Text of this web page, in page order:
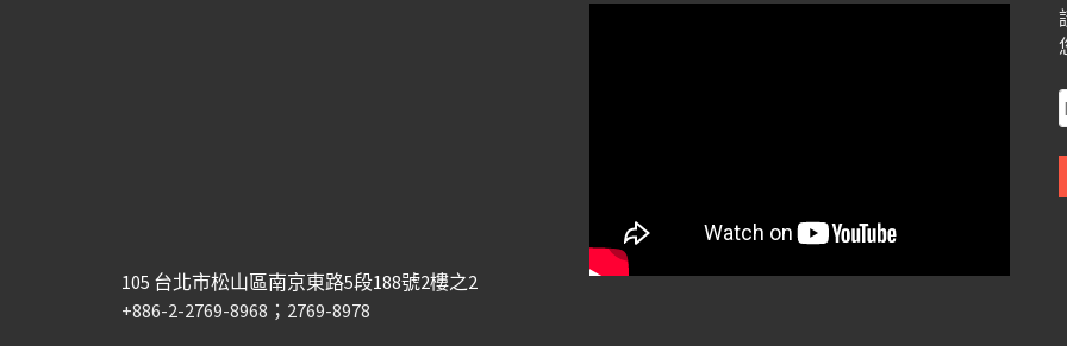
105 台北市松山區南京東路5段188號2樓之2
+886-2-2769-8968；2769-8978